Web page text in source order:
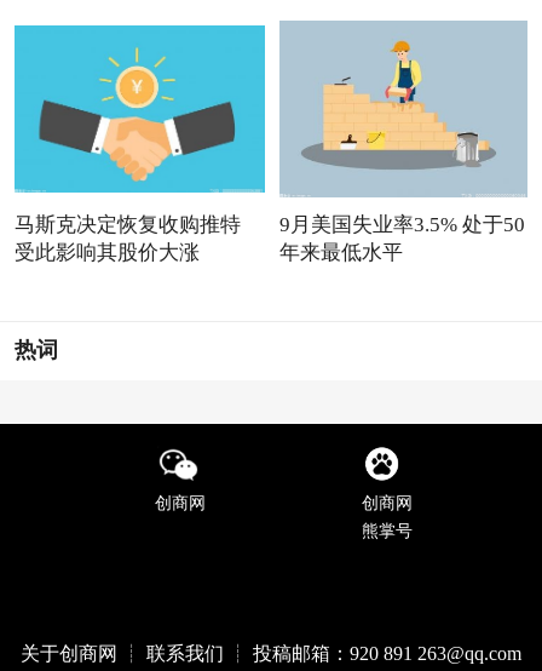
马斯克决定恢复收购推特
受此影响其股价大涨
9月美国失业率3.5% 处于50
年来最低水平
热词
创商网
创商网
熊掌号
关于创商网 ┊ 联系我们 ┊ 投稿邮箱：920 891 263@qq.com